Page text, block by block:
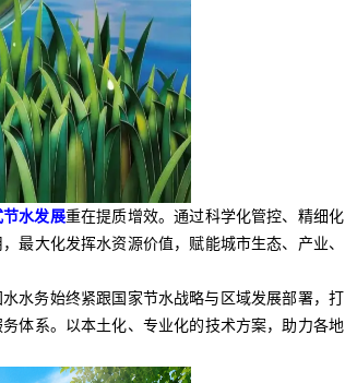
水发展重在提质增效。通过科学化管控、精细化
最大化发挥水资源价值，赋能城市生态、产业、
水务始终紧跟国家节水战略与区域发展部署，打
务体系。以本土化、专业化的技术方案，助力各地